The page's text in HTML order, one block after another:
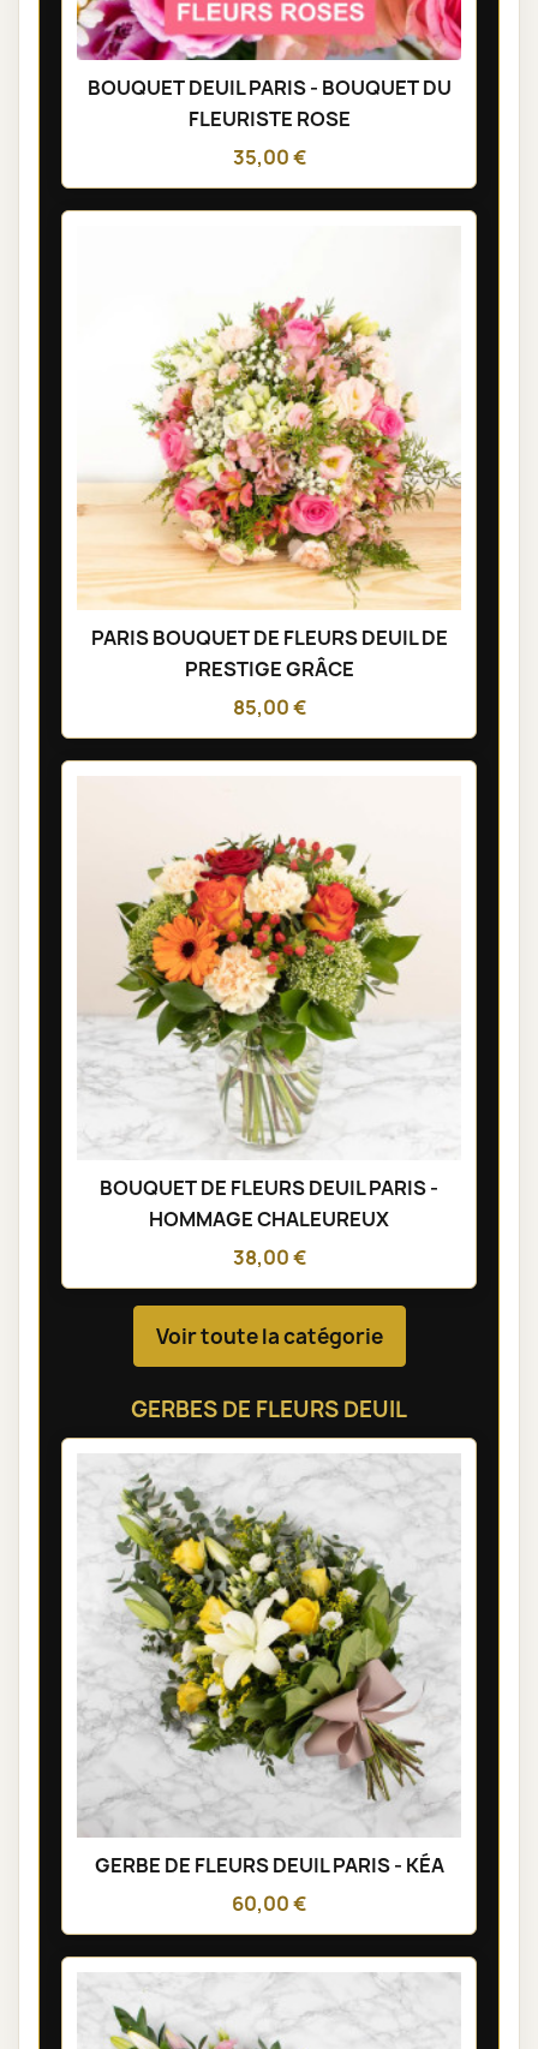
BOUQUET DEUIL PARIS - BOUQUET DU
FLEURISTE ROSE
35,00 €
PARIS BOUQUET DE FLEURS DEUIL DE
PRESTIGE GRÂCE
85,00 €
BOUQUET DE FLEURS DEUIL PARIS -
HOMMAGE CHALEUREUX
38,00 €
Voir toute la catégorie
GERBES DE FLEURS DEUIL
GERBE DE FLEURS DEUIL PARIS - KÉA
60,00 €